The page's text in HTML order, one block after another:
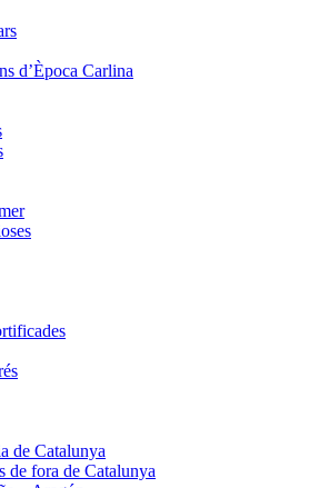
d’Època Carlina
de Catalunya
de fora de Catalunya